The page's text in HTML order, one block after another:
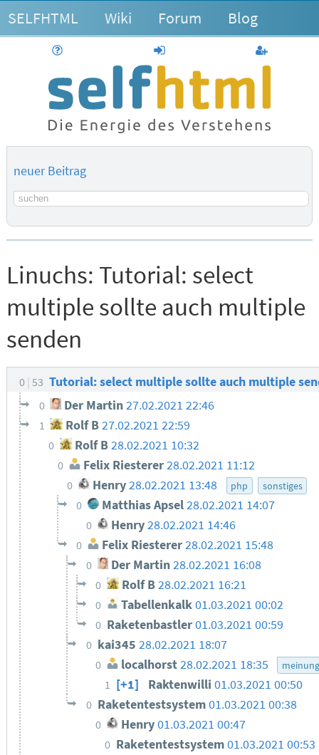
SELFHTML Wiki Forum Blog
anmelden
neuer Beitrag
Suchbegriff
Linuchs: Tutorial: select
multiple sollte auch multiple
senden
0 53 Tutorial: select multiple sollte auch multiple
0 Der Martin27.02.2021 22:46
1 Rolf B27.02.2021 22:59
0 Rolf B28.02.2021 10:32
0 Felix Riesterer28.02.2021 11:12
0 Henry28.02.2021 13:48 php sonstiges
0 Matthias Apsel28.02.2021 14:07
0 Henry28.02.2021 14:46
0 Felix Riesterer28.02.2021 15:48
0 Der Martin28.02.2021 16:08
0 Rolf B28.02.2021 16:21
0 Tabellenkalk 01.03.2021 00:02
0 Raketenbastler01.03.2021 00:59
0 kai345 28.02.2021 18:07
0 localhorst 28.02.2021 18:35 meinung
1 [+1] Raktenwilli 01.03.2021 00:50
0 Raketentestsystem01.03.2021 00:38
0 Henry 01.03.2021 00:47
0 Raketentestsystem01.03.2021 00:53